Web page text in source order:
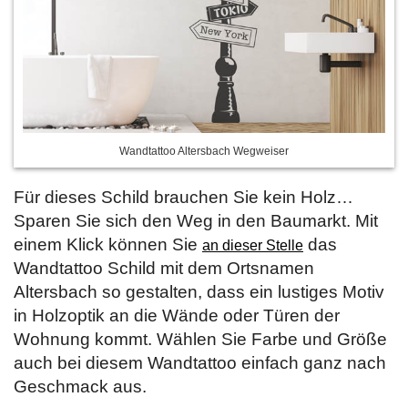
Wandtattoo Altersbach Wegweiser
Für dieses Schild brauchen Sie kein Holz…
Sparen Sie sich den Weg in den Baumarkt. Mit
einem Klick können Sie an dieser Stelle das
Wandtattoo Schild mit dem Ortsnamen
Altersbach so gestalten, dass ein lustiges Motiv
in Holzoptik an die Wände oder Türen der
Wohnung kommt. Wählen Sie Farbe und Größe
auch bei diesem Wandtattoo einfach ganz nach
Geschmack aus.